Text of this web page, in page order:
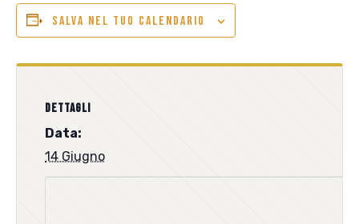
SALVA NEL TUO CALENDARIO
DETTAGLI
Data:
14 Giugno